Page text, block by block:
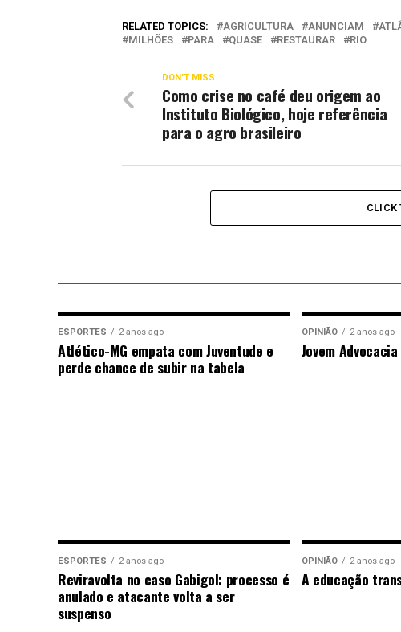
RELATED TOPICS: AGRICULTURA ANUNCIAM
MILHÕES
PARA QUASE RESTAURAR RIO
DON'T MISS
Como crise no café deu origem ao
Instituto Biológico, hoje referência
para o agro brasileiro
CLICK
ESPORTES 2 anos ago
Atlético-MG empata com Juventude e
perde chance de subir na tabela
OPINIÃO 2 anos ago
Jovem
ESPORTES 2 anos ago
Reviravolta no caso Gabigol: processo é
anulado e atacante volta a ser
suspenso
OPINIÃO 2 anos ago
A educação